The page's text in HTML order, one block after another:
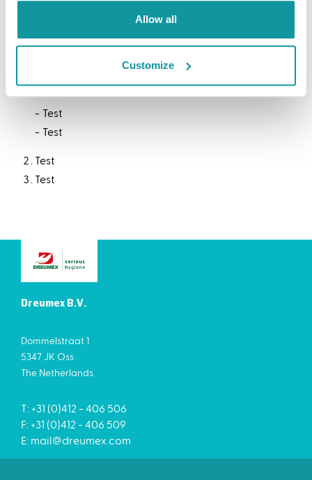
Allow all
Customize
Test
Test
Test
Test
Test
Test
Dreumex B.V.
Dommelstraat 1
5347 JK Oss
The Netherlands
T: +31 (0)412 - 406 506
F: +31 (0)412 - 406 509
E: mail@dreumex.com